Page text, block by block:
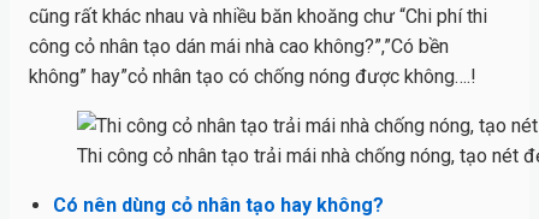
cũng rất khác nhau và nhiều băn khoăng chư “Chi phí thi
công cỏ nhân tạo dán mái nhà cao không?”,”Có bền
không” hay”cỏ nhân tạo có chống nóng được không….!
Thi công cỏ nhân tạo trải mái nhà chống nóng, tạo nét
Có nên dùng cỏ nhân tạo hay không?